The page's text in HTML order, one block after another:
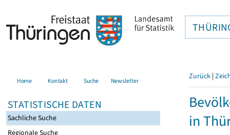
Home Kontakt Suche Newsletter
STATISTISCHE DATEN
Sachliche Suche
Regionale Suche
Zurück |
in